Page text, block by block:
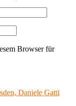
Browser für
Daniele Gatti